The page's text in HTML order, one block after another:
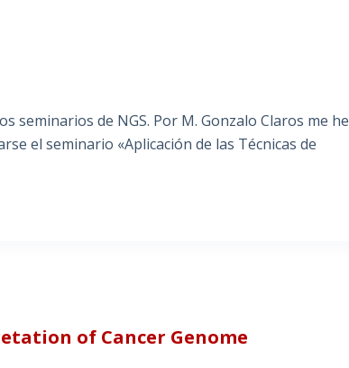
seminarios de NGS. Por M. Gonzalo Claros me he
el seminario «Aplicación de las Técnicas de
of Cancer Genome